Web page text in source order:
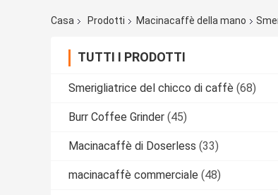
Casa Prodotti Macinacaffè della mano
TUTTI I PRODOTTI
Smerigliatrice del chicco di caffè (68)
Burr Coffee Grinder (45)
Macinacaffè di Doserless (33)
macinacaffè commerciale (48)